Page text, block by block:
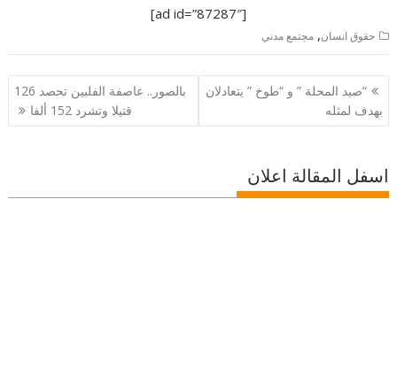
[ad id=”87287″]
حقوق انسان,مجتمع مدني
تصفّح
المقالات
“صيد المحلة ” و “طوخ ” يتعادلان
بهدف لمثله
بالصور.. عاصفة الفلبين تحصد 126
قتيلا وتشرد 152 ألفا
اسفل المقالة اعلان